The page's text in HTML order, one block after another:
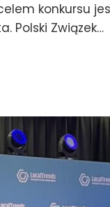
konkursu
Polski Związek…